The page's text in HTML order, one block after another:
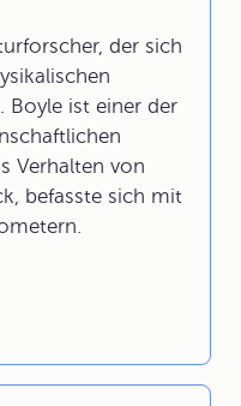
der sich
Boyle ist einer der
Verhalten von
befasste sich mit